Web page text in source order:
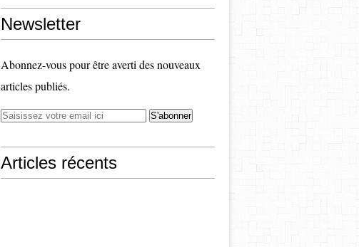
Newsletter
Abonnez-vous pour être averti des nouveaux
articles publiés.
Articles récents